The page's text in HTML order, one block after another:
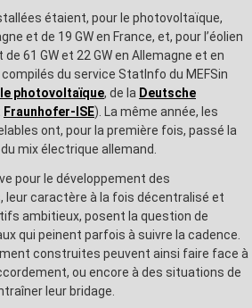
étaient, pour le photovoltaïque,
et de 19 GW en France, et, pour l’éolien
61 GW et 22 GW en Allemagne et en
du service StatInfo du MEFSin
le photovoltaïque, de la Deutsche
Fraunhofer-ISE). La même année, les
ont, pour la première fois, passé la
mix électrique allemand.
pour le développement des
leur caractère à la fois décentralisé et
ambitieux, posent la question de
qui peinent parfois à suivre la cadence.
construites peuvent ainsi faire face à
ou encore à des situations de
leur bridage.